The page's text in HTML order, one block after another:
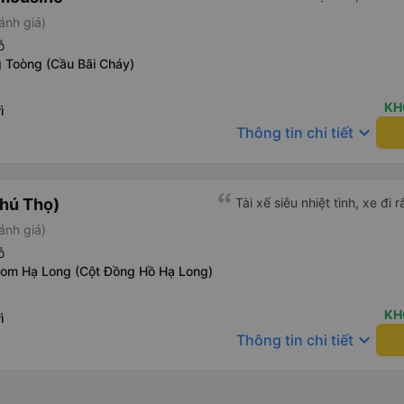
giá)
Toòng (Cầu Bãi Cháy)
Thông tin chi tiết keyboard_arrow_down
Thọ)
giá)
Hạ Long (Cột Đồng Hồ Hạ Long)
Tài xế siêu nhiệt tình, xe đi
Thông tin chi tiết keyboard_arrow_down